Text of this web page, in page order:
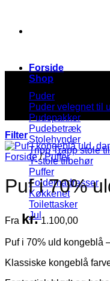
Forside
Shop
Puder
Puder velegnet til
Pudepakker
Pudebetræk
Stolehynder
Tripp Trapp stole
Y-stole tilbehør
Puffer
Foldemadrasser
Køkkenet
Toilettasker
Jul
Filter
Forside / Puffer
Puf i 70%
Fra kr.1.100,00
Puf i 70% uld kongeblå
Klassiske kongeblå